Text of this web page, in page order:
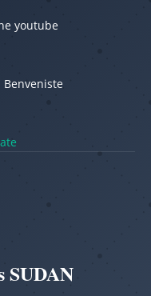
youtube
Benveniste
SUDAN